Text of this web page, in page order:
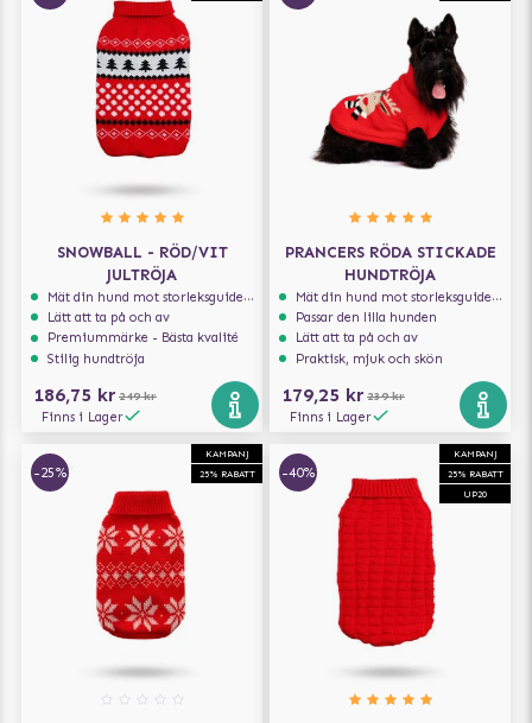
SNOWBALL - RÖD/VIT
JULTRÖJA
Mät din hund mot storleksguiden för att få rätt storlek
Lätt att ta på och av
Premiummärke - Bästa kvalité
Stilig hundtröja
186,75 kr 249 kr
Finns i Lager
PRANCERS RÖDA STICKADE
HUNDTRÖJA
Mät din hund mot storleksguiden för att få rätt storlek
Passar den lilla hunden
Lätt att ta på och av
Praktisk, mjuk och skön
179,25 kr 239 kr
Finns i Lager
KAMPANJ
25% RABATT
-25%
KAMPANJ
25% RABATT
UP20
-40%